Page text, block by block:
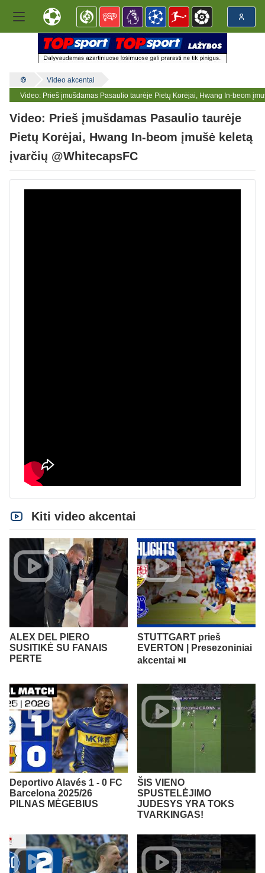
Video akcentai
Video: Prieš įmušdamas Pasaulio taurėje Pietų Korėjai, Hwang In-beom
Video: Prieš įmušdamas Pasaulio taurėje
Pietų Korėjai, Hwang In-beom įmušė keletą
įvarčių @WhitecapsFC
Kiti video akcentai
ALEX DEL PIERO
SUSITIKĖ SU FANAIS
PERTE
STUTTGART prieš
EVERTON | Presezoniniai
akcentai ⏯️
Deportivo Alavés 1 - 0 FC
Barcelona 2025/26
PILNAS MĖGEBIUS
ŠIS VIENO
SPUSTELĖJIMO
JUDESYS YRA TOKS
TVARKINGAS!